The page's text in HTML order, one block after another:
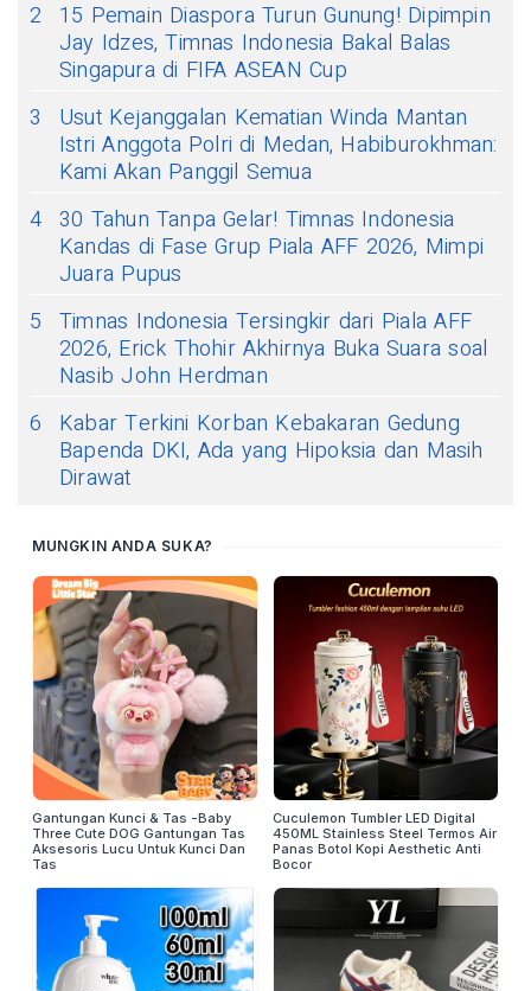
2
15 Pemain Diaspora Turun Gunung! Dipimpin
Jay Idzes, Timnas Indonesia Bakal Balas
Singapura di FIFA ASEAN Cup
3
Usut Kejanggalan Kematian Winda Mantan
Istri Anggota Polri di Medan, Habiburokhman:
Kami Akan Panggil Semua
4 30 Tahun Tanpa Gelar! Timnas Indonesia
Kandas di Fase Grup Piala AFF 2026, Mimpi
Juara Pupus
5 Timnas Indonesia Tersingkir dari Piala AFF
2026, Erick Thohir Akhirnya Buka Suara soal
Nasib John Herdman
6
Kabar Terkini Korban Kebakaran Gedung
Bapenda DKI, Ada yang Hipoksia dan Masih
Dirawat